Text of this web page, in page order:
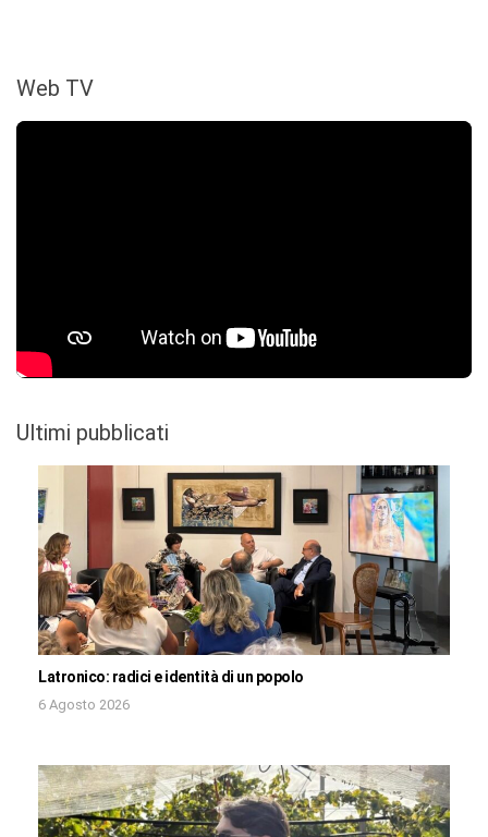
Web TV
Ultimi pubblicati
Latronico: radici e identità di un popolo
6 Agosto 2026